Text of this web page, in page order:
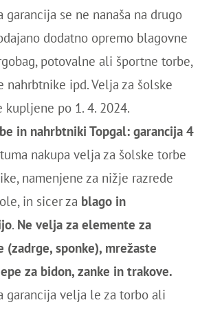
garancija se ne nanaša na drugo
dodatno opremo blagovne
potovalne ali športne torbe,
nahrbtnike ipd. Velja za šolske
kupljene po 1. 4. 2024.
in nahrbtniki Topgal: garancija 4
nakupa velja za šolske torbe
namenjene za nižje razrede
in sicer za blago in
. Ne velja za elemente za
(zadrge, sponke), mrežaste
za bidon, zanke in trakove.
garancija velja le za torbo ali